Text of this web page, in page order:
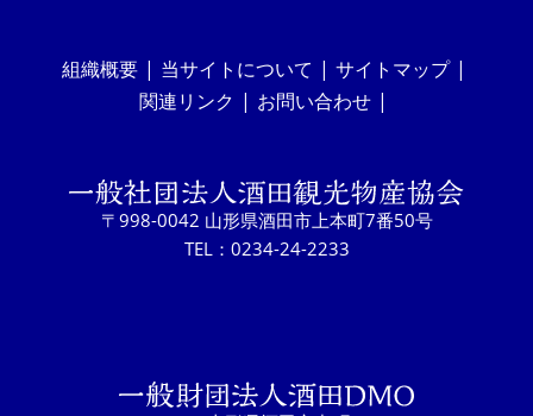
組織概要 当サイトについて
サイトマップ
関連リンク
お問い合わせ
〒998-0042 山形県酒田市上本町7番50号
TEL：0234-24-2233